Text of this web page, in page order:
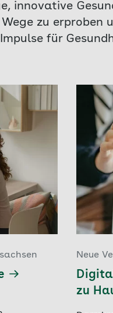
innovative
zu erproben
für
Neue
zu